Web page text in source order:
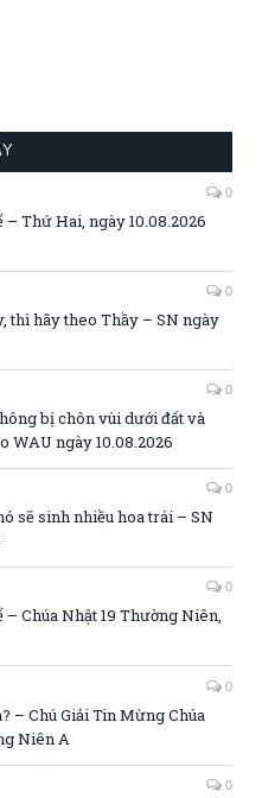
0
– Thứ Hai, ngày 10.08.2026
0
thì hãy theo Thầy – SN ngày
0
bị chôn vùi dưới đất và
WAU ngày 10.08.2026
0
sẽ sinh nhiều hoa trái – SN
0
– Chúa Nhật 19 Thường Niên,
0
– Chú Giải Tin Mừng Chúa
Niên A
0